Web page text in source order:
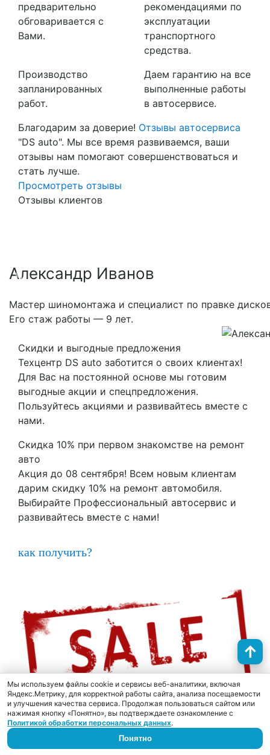
предварительно
обговаривается с
Вами.
рекомендациями по
эксплуатации
транспортного
средства.
Производство
запланированных
работ.
Даем гарантию на все
выполненные работы
в автосервисе.
Благодарим за доверие! Отзывы автосервиса
"DS auto". Мы все время развиваемся, ваши
отзывы нам помогают совершенствоваться и
стать лучше.
Просмотреть отзывы
Отзывы клиентов
Александр Иванов
Мастер шиномонтажа и специалист по правке
Его стаж работы — 9 лет.
Previous
Скидки и выгодные предложения
Техцентр DS auto заботится о своих клиентах!
Для Вас на постоянной основе мы готовим
выгодные акции и спецпредложения.
Пользуйтесь акциями и развивайтесь вместе с
нами.
Скидка 10% при первом знакомстве на ремонт
авто
Акция до 08 сентября! Всем новым клиентам
дарим скидку 10% на ремонт автомобиля.
Выбирайте Профессиональный автосервис и
развивайтесь вместе с нами!
как получить?
Скидка 5% на запчасти для ТО
Акция до 08 сентября! Получите скидку 5% на
Мы используем файлы cookie и сервисы веб-аналитики, включая
Яндекс.Метрику, для корректной работы сайта, анализа посещаемости
и улучшения качества сервиса. Продолжая пользоваться сайтом или
нажимая кнопку «Понятно», вы подтверждаете ознакомление с
Политикой обработки персональных данных.
Понятно